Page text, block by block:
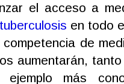
el acceso a
tuberculosis en todo
de
aumentarán,
ejemplo más